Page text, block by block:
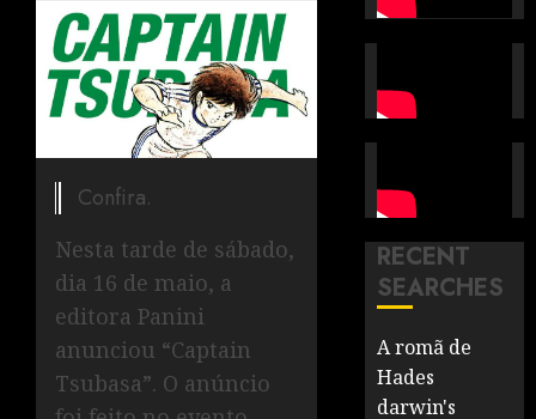
Confira.
Nesta tarde de sábado,
dia 16 de maio, a
editora Panini
anunciou “Captain
Tsubasa”. O anúncio
RECENT
SEARCHES
A romã de
Hades
darwin's